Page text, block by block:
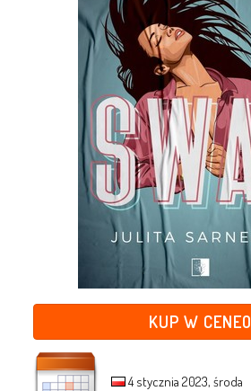
KUP W CENEO
4 stycznia 2023, środa